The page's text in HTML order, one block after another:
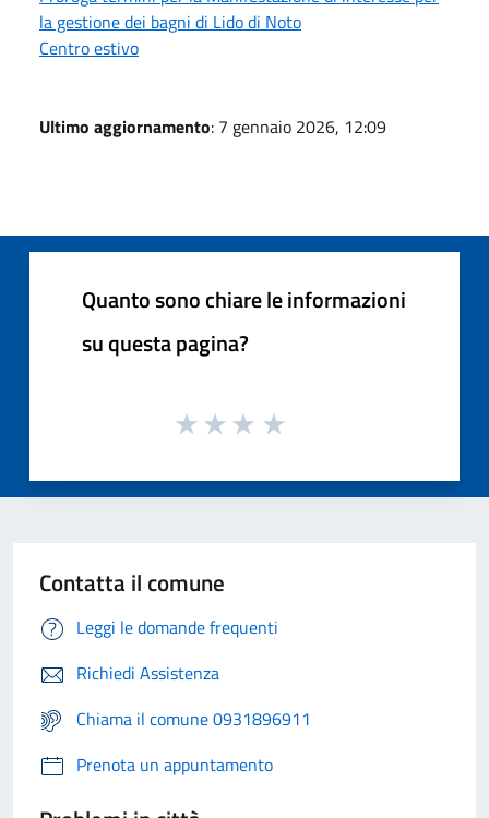
la gestione dei bagni di Lido di Noto
Centro estivo
Ultimo aggiornamento: 7 gennaio 2026, 12:09
Quanto sono chiare le informazioni
su questa pagina?
Contatta il comune
Leggi le domande frequenti
Richiedi Assistenza
Chiama il comune 0931896911
Prenota un appuntamento